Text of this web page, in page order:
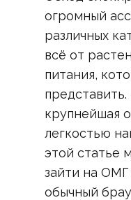
огромный
различных
всё от
питания,
крупнейшая
легкостью
этой статье
зайти на ОМГ
обычный